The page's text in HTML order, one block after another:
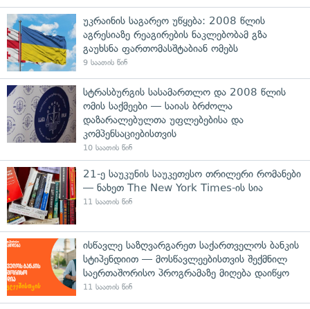
უკრაინის საგარეო უწყება: 2008 წლის
აგრესიაზე რეაგირების ნაკლებობამ გზა
გაუხსნა ფართომასშტაბიან ომებს
9 საათის წინ
სტრასბურგის სასამართლო და 2008 წლის
ომის საქმეები — საიას ბრძოლა
დაზარალებულთა უფლებებისა და
კომპენსაციებისთვის
10 საათის წინ
21-ე საუკუნის საუკეთესო თრილერი რომანები
— ნახეთ The New York Times-ის სია
11 საათის წინ
ისწავლე საზღვარგარეთ საქართველოს ბანკის
სტიპენდიით — მოსწავლეებისთვის შექმნილ
საერთაშორისო პროგრამაზე მიღება დაიწყო
11 საათის წინ